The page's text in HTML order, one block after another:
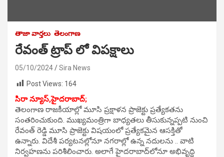
తాజా వార్తలు తెలంగాణ
రేవంత్ ట్రాప్ లో విపక్షాలు
05/10/2024
Sira News
Post Views: 164
సిరా న్యూస్,హైదరాబాద్;
తెలంగాణ రాజకీయాల్లో మూసి ప్రక్షాళన ప్రాజెక్టు ప్రత్యేకతను
సంతరించుకుంది. ముఖ్యమంత్రిగా బాధ్యతలు తీసుకున్నప్పటి నుంచి
రేవంత్ రెడ్డి మూసి ప్రాజెక్టు విషయంలో ప్రత్యేకమైన ఆసక్తితో
ఉన్నారు. విదేశీ పర్యటనల్లోనూ నగరాల్లో ఉన్న నదులను .. వాటి
నిర్వహణను పరిశీలించారు. అలాగే హైదరాబాద్‌లోనూ అభివృద్ధి